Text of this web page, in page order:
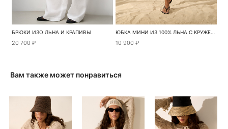
БРЮКИ ИЗО ЛЬНА И КРАПИВЫ
20 700 ₽
ЮБКА МИНИ ИЗ 100% ЛЬНА С КРУЖЕВОМ
10 900 ₽
Вам также может понравиться